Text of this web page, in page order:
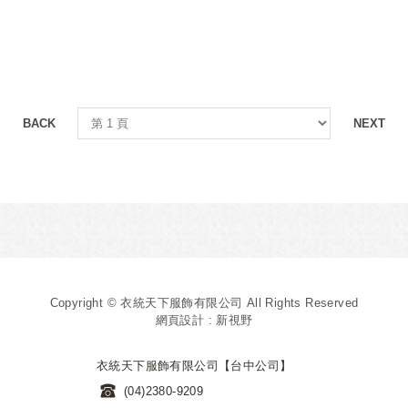
BACK NEXT
Copyright © 衣統天下服飾有限公司 All Rights Reserved
網頁設計 : 新視野
衣統天下服飾有限公司【台中公司】
(04)2380-9209